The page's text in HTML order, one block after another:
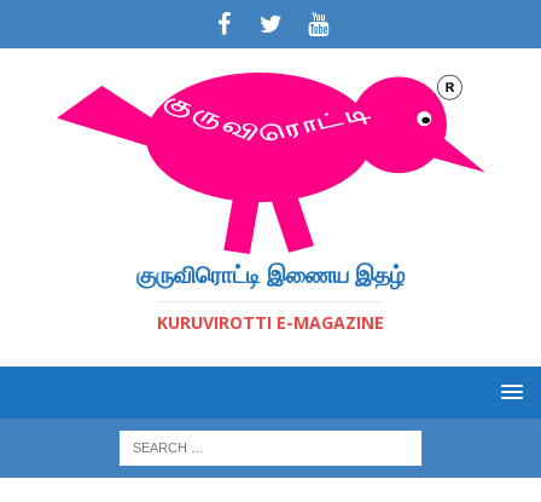
குருவிரொட்டி இணைய இதழ்
KURUVIROTTI E-MAGAZINE